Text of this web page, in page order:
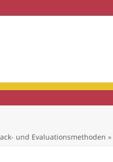
und Evaluationsmethoden »